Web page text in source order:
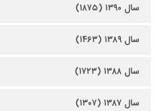
سال ۱۳۹۰ (۱۸۷۵)
سال ۱۳۸۹ (۱۴۶۳)
سال ۱۳۸۸ (۱۷۲۳)
سال ۱۳۸۷ (۱۳۰۷)